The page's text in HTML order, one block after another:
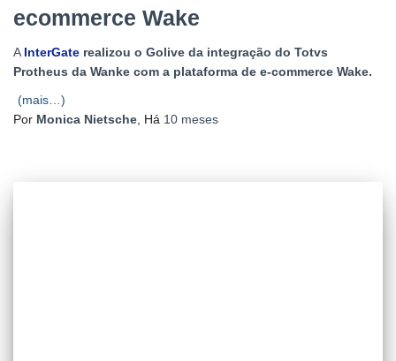
ecommerce Wake
A InterGate realizou o Golive da integração do Totvs
Protheus da Wanke com a plataforma de e-commerce Wake.
(mais…)
Por Monica Nietsche , Há 10 meses